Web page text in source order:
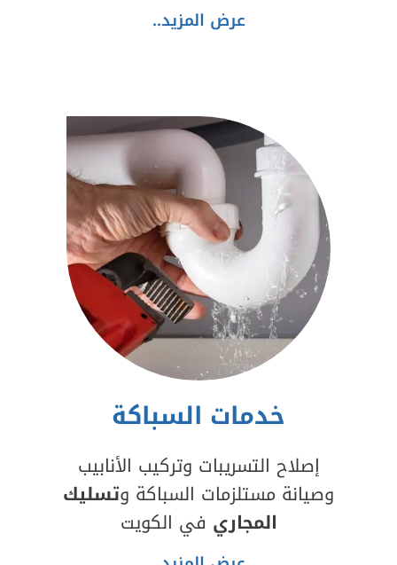
عرض المزيد..
خدمات السباكة
إصلاح التسريبات وتركيب الأنابيب
وصيانة مستلزمات السباكة وتسليك
المجاري في الكويت